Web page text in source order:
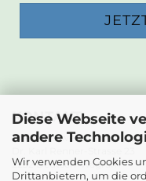
Diese Webseite
andere
Wir verwenden Cookies
Drittanbietern, um die
KONTAKT
Die Papierwerkstatt
2232 Deutsch-Wagram